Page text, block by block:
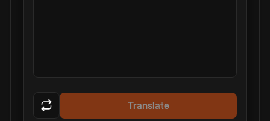
Translate